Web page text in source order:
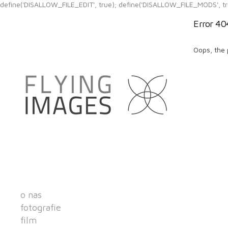
define('DISALLOW_FILE_EDIT', true); define('DISALLOW_FILE_MODS',
o nas
fotografie
film
Error
Oops, the